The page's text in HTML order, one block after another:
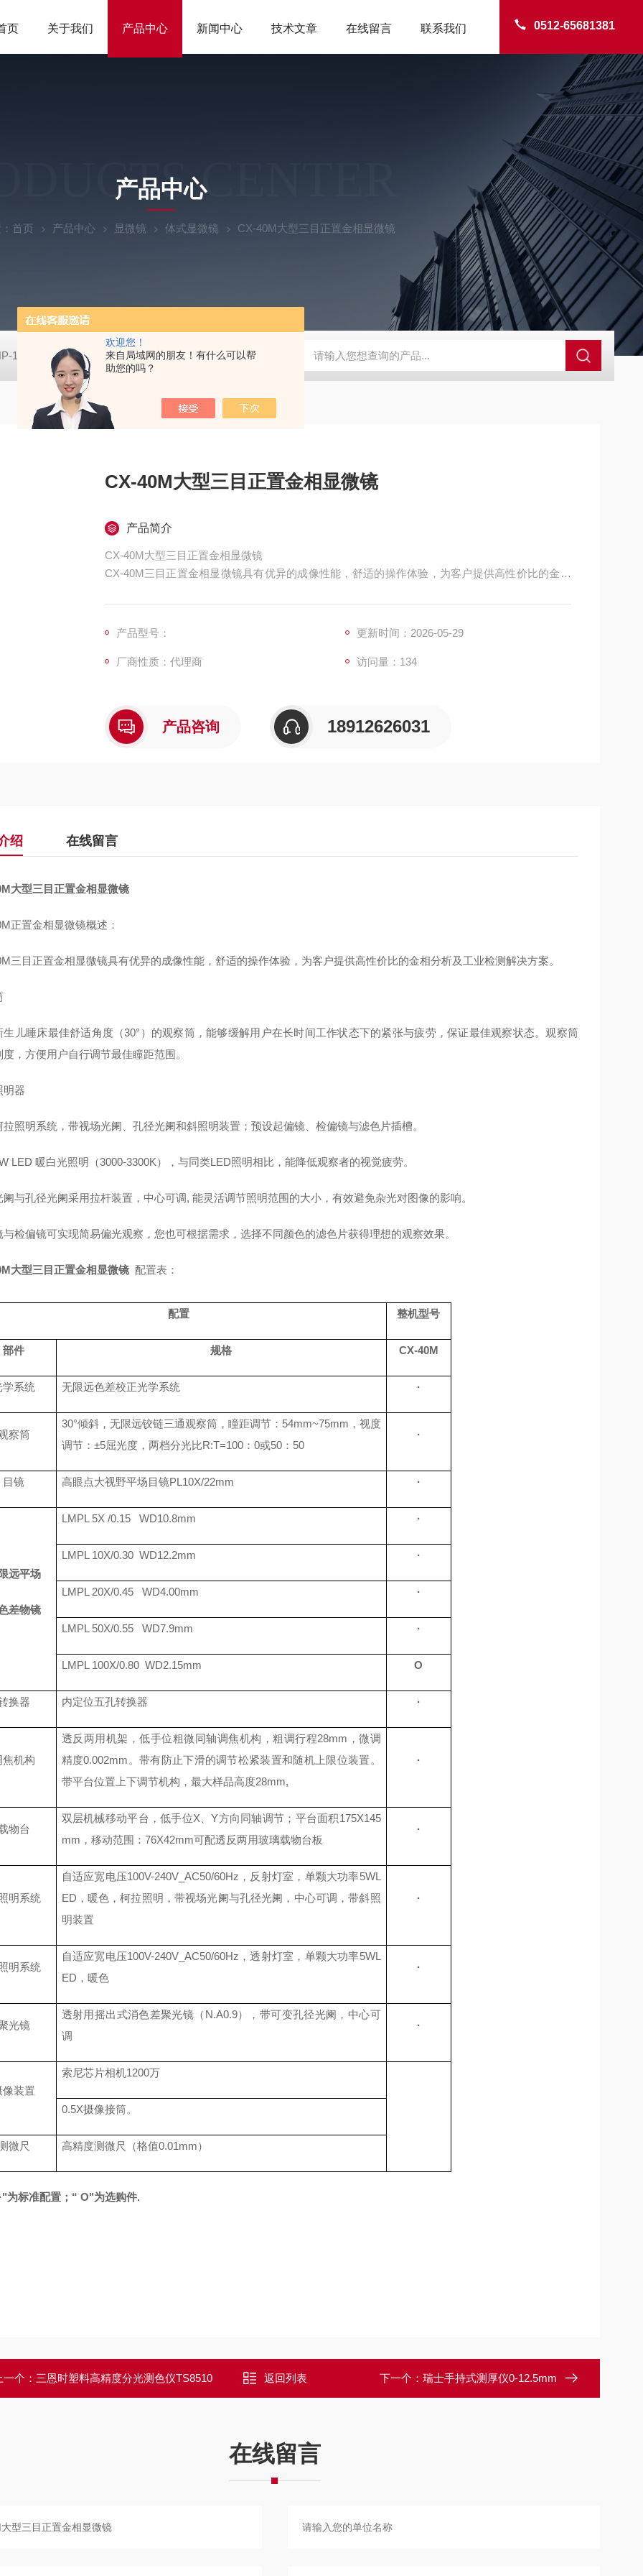
欢迎您！
来自局域网的朋友！有什么可以帮
助您的吗？
0512-65681381
页 关于我们 产品中心 新闻中心 技术文章 在线留言 联系我们
CENTER
产品中心
首页 产品中心 显微镜 体式显微镜 CX-40M大型三目正置金相显微镜
100HIOS苏州扭力测试仪HP-100 CM-700D维修美能达CM-700d色差仪操作说明 三丰电子数显高度规543-471B SJ-210三丰粗
CX-40M大型三目正置金相显微镜
产品简介
CX-40M大型三目正置金相显微镜
CX-40M三目正置金相显微镜具有优异的成像性能，舒适的操作体验，为客户提供高性价比的金相
产品型号： 更新时间：2026-05-29
厂商性质：代理商 访问量：134
产品咨询 18912626031
绍 在线留言
大型三目正置金相显微镜
正置金相显微镜概述：
三目正置金相显微镜具有优异的成像性能，舒适的操作体验，为客户提供高性价比的金相分析及工业检测解决方案。
生儿睡床最佳舒适角度（30°）的观察筒，能够缓解用户在长时间工作状态下的紧张与疲劳，保证最佳观察状态。观察筒
，方便用户自行调节最佳瞳距范围。
明器
拉照明系统，带视场光阑、孔径光阑和斜照明装置；预设起偏镜、检偏镜与滤色片插槽。
LED 暖白光照明（3000-3300K），与同类LED照明相比，能降低观察者的视觉疲劳。
阑与孔径光阑采用拉杆装置，中心可调, 能灵活调节照明范围的大小，有效避免杂光对图像的影响。
与检偏镜可实现简易偏光观察，您也可根据需求，选择不同颜色的滤色片获得理想的观察效果。
大型三目正置金相显微镜 配置表：
配置 整机型号
部件 规格 CX-40M
学系统 无限远色差校正光学系统 ·
察筒
30°倾斜，无限远铰链三通观察筒，瞳距调节：54mm~75mm，视度
调节：±5屈光度，两档分光比R:T=100：0或50：50
·
目镜 高眼点大视野平场目镜PL10X/22mm ·
远平场
差物镜
LMPL 5X /0.15 WD10.8mm ·
LMPL 10X/0.30 WD12.2mm ·
LMPL 20X/0.45 WD4.00mm ·
LMPL 50X/0.55 WD7.9mm ·
LMPL 100X/0.80 WD2.15mm O
换器 内定位五孔转换器 ·
焦机构
透反两用机架，低手位粗微同轴调焦机构，粗调行程28mm，微调
精度0.002mm。带有防止下滑的调节松紧装置和随机上限位装置。
带平台位置上下调节机构，最大样品高度28mm,
·
物台
双层机械移动平台，低手位X、Y方向同轴调节；平台面积175X145
mm，移动范围：76X42mm可配透反两用玻璃载物台板
·
明系统
自适应宽电压100V-240V_AC50/60Hz，反射灯室，单颗大功率5WL
ED，暖色，柯拉照明，带视场光阑与孔径光阑，中心可调，带斜照
明装置
·
明系统
自适应宽电压100V-240V_AC50/60Hz，透射灯室，单颗大功率5WL
ED，暖色
·
光镜
透射用摇出式消色差聚光镜（ N.A0.9），带可变孔径光阑，中心可
调
·
像装置
索尼芯片相机1200万
0.5X摄像接筒。
微尺 高精度测微尺（格值0.01mm）
"为标准配置；“ O"为选购件.
一个： 三恩时塑料高精度分光测色仪TS8510 返回列表 下一个： 瑞士手持式测厚仪0-12.5mm
在线留言